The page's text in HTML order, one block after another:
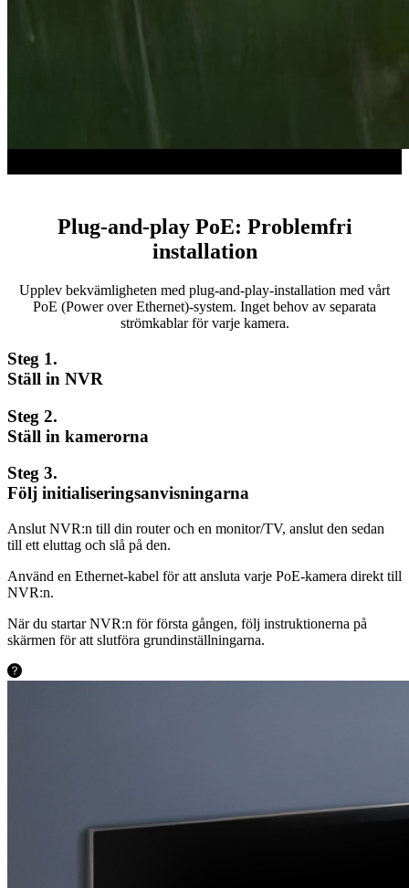
Plug-and-play PoE: Problemfri
installation
Upplev bekvämligheten med plug-and-play-installation med vårt
PoE (Power over Ethernet)-system. Inget behov av separata
strömkablar för varje kamera.
Steg 1.
Ställ in NVR
Steg 2.
Ställ in kamerorna
Steg 3.
Följ initialiseringsanvisningarna
Anslut NVR:n till din router och en monitor/TV, anslut den sedan
till ett eluttag och slå på den.
Använd en Ethernet-kabel för att ansluta varje PoE-kamera direkt till
NVR:n.
När du startar NVR:n för första gången, följ instruktionerna på
skärmen för att slutföra grundinställningarna.